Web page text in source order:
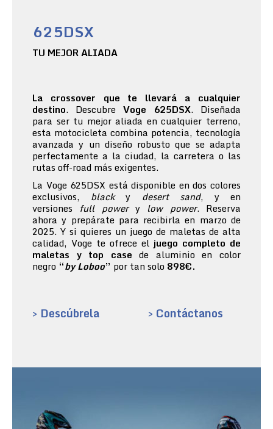
625DSX
TU MEJOR ALIADA
La crossover que te llevará a cualquier
destino. Descubre Voge 625DSX. Diseñada
para ser tu mejor aliada en cualquier terreno,
esta motocicleta combina potencia, tecnología
avanzada y un diseño robusto que se adapta
perfectamente a la ciudad, la carretera o las
rutas off-road más exigentes.
La Voge 625DSX está disponible en dos colores
exclusivos, blacky desert sand, y en
versiones full powery low power. Reserva
ahora y prepárate para recibirla en marzo de
2025. Y si quieres un juego de maletas de alta
calidad, Voge te ofrece el juego completo de
maletas y top case de aluminio en color
negro “by Loboo” por tan solo 898€.
> Descúbrela > Contáctanos